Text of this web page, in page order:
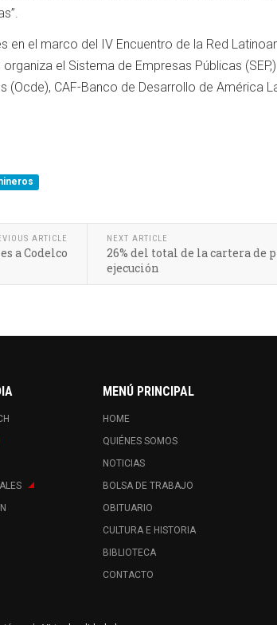
en el marco del IV Encuentro de la Red
el Sistema de Empresas Públicas
CAF-Banco de Desarrollo de América
ARTICLE
a Codelco
NEXT ARTICLE
26% del total de la cartera de
ejecución
MENÚ PRINCIPAL
HOME
QUIÉNES SOMOS
NOTICIAS
BOLSA DE TRABAJO
OBITUARIO
CULTURA E HISTORIA
BIBLIOTECA
CONTACTO